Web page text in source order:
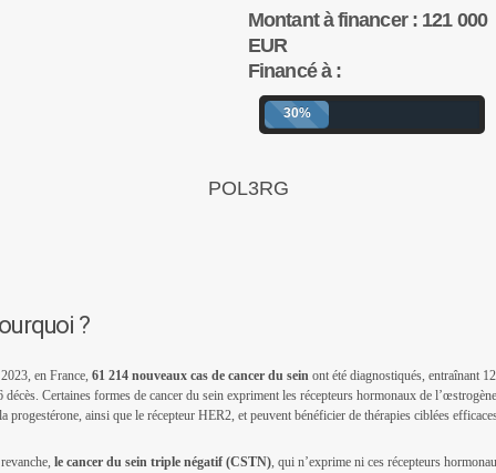
Montant à financer : 121 000
EUR
Financé à :
30%
POL3RG
?
en France, 61 214 nouveaux cas de cancer du sein ont été diagnostiqués, entraînant 12
décès. Certaines formes de cancer du sein expriment les récepteurs hormonaux de
progestérone, ainsi que le récepteur HER2, et peuvent bénéficier de thérapies ciblées
le cancer du sein triple négatif (CSTN), qui n’exprime ni ces récepteurs